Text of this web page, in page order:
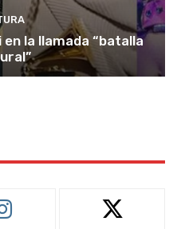
la llamada “batalla